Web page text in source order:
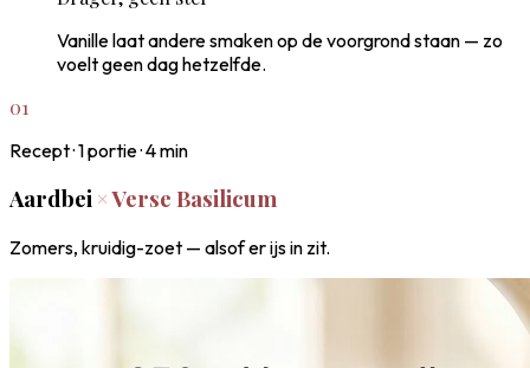
Vanille laat andere smaken op de voorgrond staan — zo
voelt geen dag hetzelfde.
01
Recept ·1portie ·4min
Aardbei ×Verse Basilicum
Zomers, kruidig-zoet — alsof er ijs in zit.